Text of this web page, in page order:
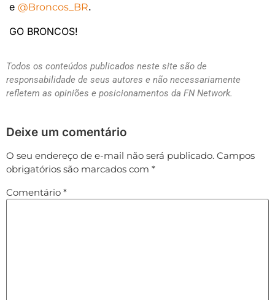
e @Broncos_BR.
GO BRONCOS!
Todos os conteúdos publicados neste site são de
responsabilidade de seus autores e não necessariamente
refletem as opiniões e posicionamentos da FN Network.
Deixe um comentário
O seu endereço de e-mail não será publicado. Campos
obrigatórios são marcados com *
Comentário *